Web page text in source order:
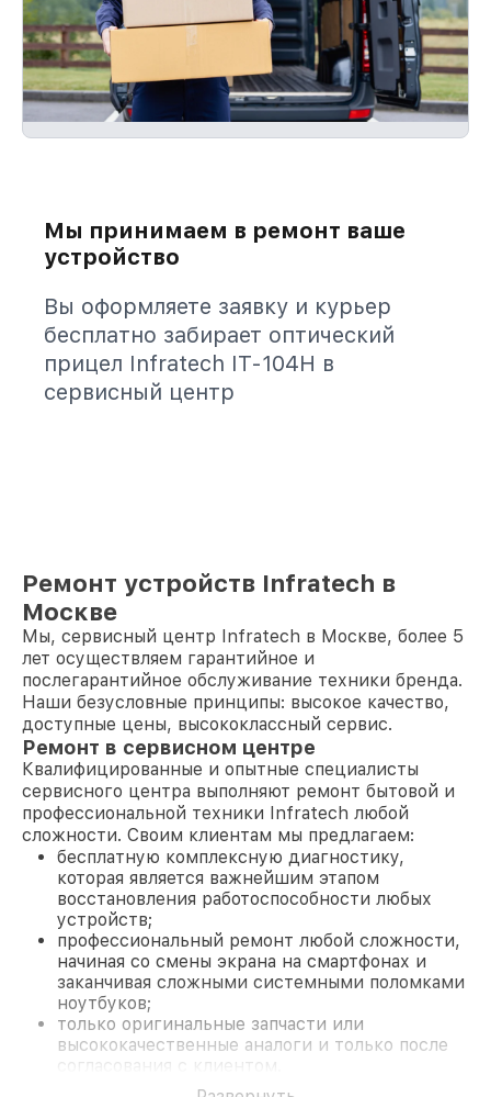
Мы принимаем в ремонт ваше
устройство
Вы оформляете заявку и курьер
бесплатно забирает оптический
прицел Infratech IT-104H в
сервисный центр
Ремонт устройств Infratech в
Москве
Мы, сервисный центр Infratech в Москве, более 5
лет осуществляем гарантийное и
послегарантийное обслуживание техники бренда.
Наши безусловные принципы: высокое качество,
доступные цены, высококлассный сервис.
Ремонт в сервисном центре
Квалифицированные и опытные специалисты
сервисного центра выполняют ремонт бытовой и
профессиональной техники Infratech любой
сложности. Своим клиентам мы предлагаем:
бесплатную комплексную диагностику,
которая является важнейшим этапом
восстановления работоспособности любых
устройств;
профессиональный ремонт любой сложности,
начиная со смены экрана на смартфонах и
заканчивая сложными системными поломками
ноутбуков;
только оригинальные запчасти или
высококачественные аналоги и только после
согласования с клиентом.
На все работы и замененные комплектующие